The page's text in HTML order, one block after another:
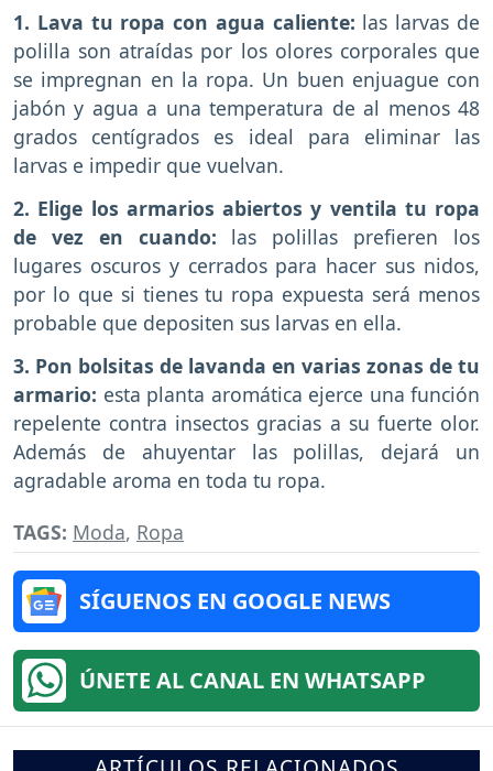
1. Lava tu ropa con agua caliente: las larvas de
polilla son atraídas por los olores corporales que
se impregnan en la ropa. Un buen enjuague con
jabón y agua a una temperatura de al menos 48
grados centígrados es ideal para eliminar las
larvas e impedir que vuelvan.
2. Elige los armarios abiertos y ventila tu ropa
de vez en cuando: las polillas prefieren los
lugares oscuros y cerrados para hacer sus nidos,
por lo que si tienes tu ropa expuesta será menos
probable que depositen sus larvas en ella.
3. Pon bolsitas de lavanda en varias zonas de tu
armario: esta planta aromática ejerce una función
repelente contra insectos gracias a su fuerte olor.
Además de ahuyentar las polillas, dejará un
agradable aroma en toda tu ropa.
TAGS: Moda, Ropa
SÍGUENOS EN GOOGLE NEWS
ÚNETE AL CANAL EN WHATSAPP